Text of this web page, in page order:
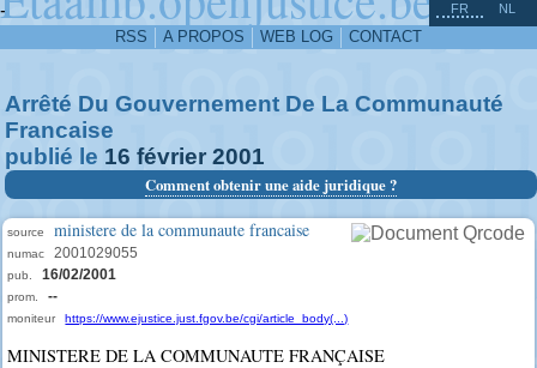
-
RSS A PROPOS WEB LOG CONTACT
FR NL
Arrêté Du Gouvernement De La Communauté
Francaise
publié le 16 février 2001
Comment obtenir une aide juridique ?
source ministere de la communaute francaise
numac 2001029055
pub. 16/02/2001
prom. --
moniteur https://www.ejustice.just.fgov.be/cgi/article_body(...)
MINISTERE DE LA COMMUNAUTE FRANÇAISE
^